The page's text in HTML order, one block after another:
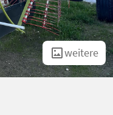
weitere